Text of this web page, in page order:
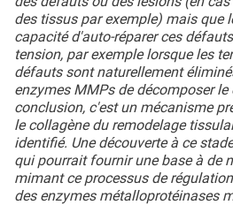
des tissus par exemple) mais que
capacité d'auto-réparer ces
tension, par exemple lorsque les
défauts sont naturellement
enzymes MMPs de décomposer le
conclusion, c'est un mécanisme
le collagène du remodelage
identifié. Une découverte à ce
qui pourrait fournir une base à de
mimant ce processus de
des enzymes métalloprotéinases